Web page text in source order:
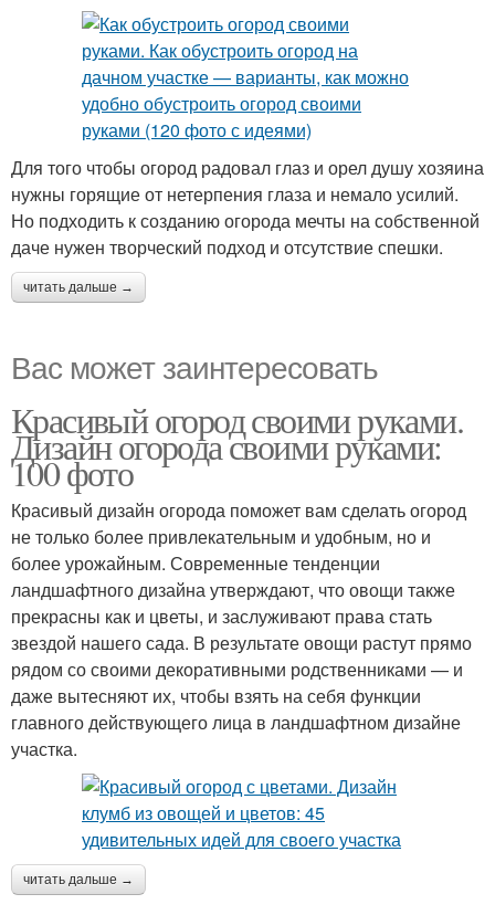
Для того чтобы огород радовал глаз и орел душу хозяина
нужны горящие от нетерпения глаза и немало усилий.
Но подходить к созданию огорода мечты на собственной
даче нужен творческий подход и отсутствие спешки.
читать дальше →
Вас может заинтересовать
Красивый огород своими руками.
Дизайн огорода своими руками:
100 фото
Красивый дизайн огорода поможет вам сделать огород
не только более привлекательным и удобным, но и
более урожайным. Современные тенденции
ландшафтного дизайна утверждают, что овощи также
прекрасны как и цветы, и заслуживают права стать
звездой нашего сада. В результате овощи растут прямо
рядом со своими декоративными родственниками — и
даже вытесняют их, чтобы взять на себя функции
главного действующего лица в ландшафтном дизайне
участка.
читать дальше →